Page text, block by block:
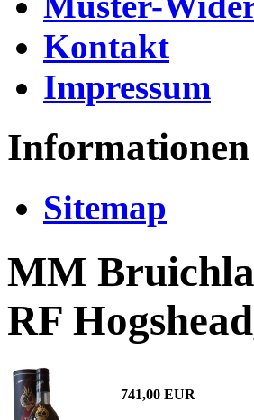
Kontakt
Impressum
Informationen
Sitemap
MM
RF
741,00 EUR